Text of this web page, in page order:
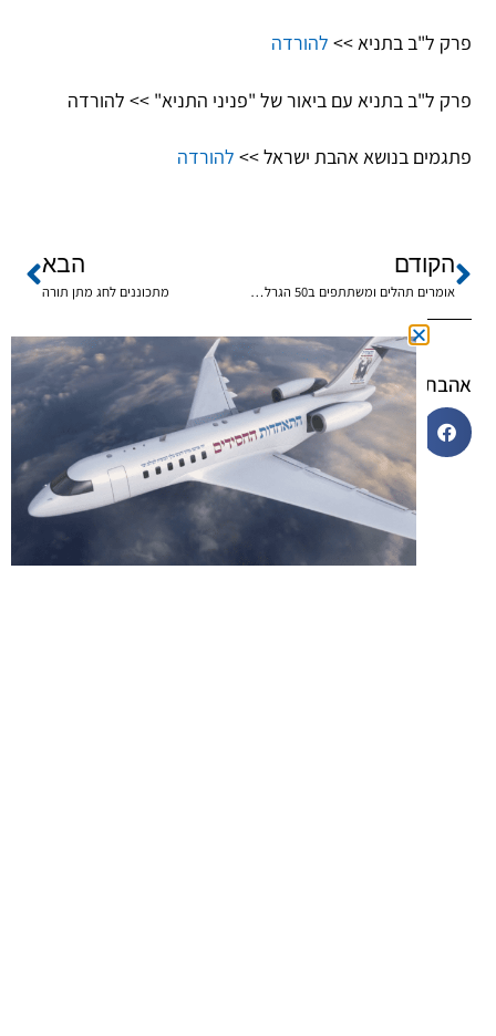
פרק ל"ב בתניא >> להורדה
פרק ל"ב בתניא עם ביאור של "פניני התניא" >> להורדה
פתגמים בנושא אהבת ישראל >> להורדה
הקודם
אומרים תהלים ומשתתפים ב50 הגרלות!!
הבא
מתכוננים לחג מתן תורה
אהבתם? שתפו!